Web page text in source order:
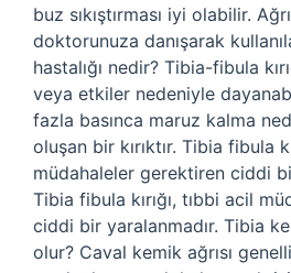
buz sıkıştırması iyi olabilir.
doktorunuza danışarak
hastalığı nedir? Tibia-fibula
veya etkiler nedeniyle
fazla basınca maruz kalma
oluşan bir kırıktır. Tibia fibula
müdahaleler gerektiren ciddi
Tibia fibula kırığı, tıbbi acil
ciddi bir yaralanmadır. Tibia
olur? Caval kemik ağrısı